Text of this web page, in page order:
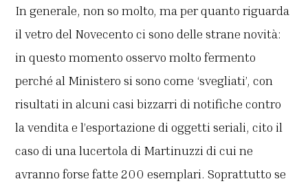
In generale, non so molto, ma per quanto riguarda
il vetro del Novecento ci sono delle strane novità:
in questo momento osservo molto fermento
perché al Ministero si sono come ‘svegliati’, con
risultati in alcuni casi bizzarri di notifiche contro
la vendita e l’esportazione di oggetti seriali, cito il
caso di una lucertola di Martinuzzi di cui ne
avranno forse fatte 200 esemplari. Soprattutto se